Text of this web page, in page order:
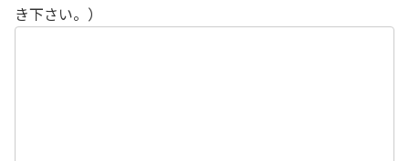
き下さい。）